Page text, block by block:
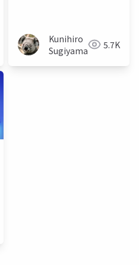
― 【産総研
AITeC「Generative AI
Study Group第58
Kunihiro
Sugiyama
5.7K